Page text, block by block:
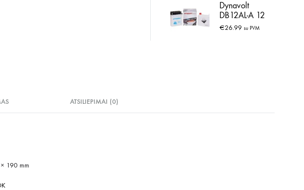
Dynavolt
DB12AL-A 12
Ah
€26.99 su PVM
ATSILIEPIMAI (0)
190 mm